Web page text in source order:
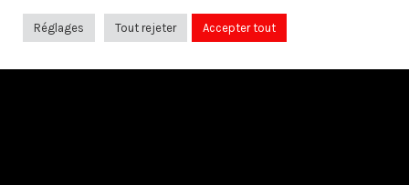
Le contrat de cohabitation légale
Réglages Tout rejeter Accepter tout